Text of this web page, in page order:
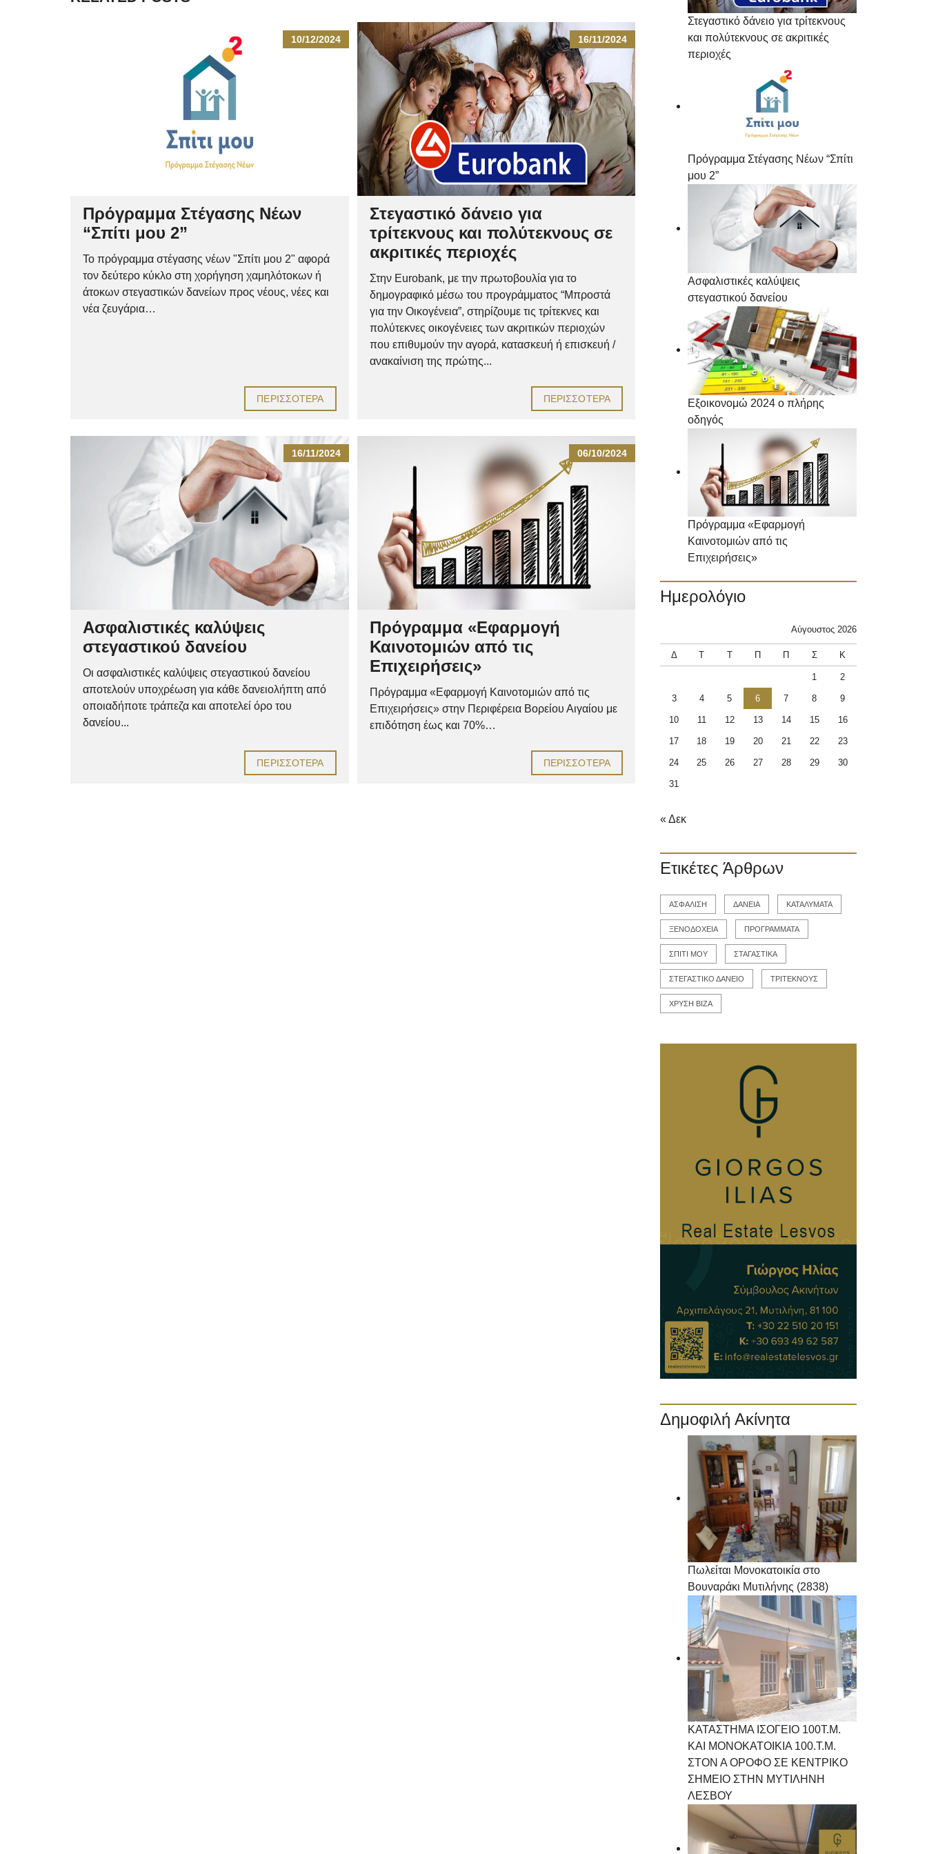
10/12/2024
Πρόγραμμα Στέγασης Νέων
“Σπίτι μου 2”
Το πρόγραμμα στέγασης νέων "Σπίτι μου 2" αφορά
τον δεύτερο κύκλο στη χορήγηση χαμηλότοκων ή
άτοκων στεγαστικών δανείων προς νέους, νέες και
νέα ζευγάρια…
ΠΕΡΙΣΣΌΤΕΡΑ
16/11/2024
Στεγαστικό δάνειο για
τρίτεκνους και πολύτεκνους σε
ακριτικές περιοχές
Στην Eurobank, με την πρωτοβουλία για το
δημογραφικό μέσω του προγράμματος “Μπροστά
για την Οικογένεια”, στηρίζουμε τις τρίτεκνες και
πολύτεκνες οικογένειες των ακριτικών περιοχών
που επιθυμούν την αγορά, κατασκευή ή επισκευή /
ανακαίνιση της πρώτης...
ΠΕΡΙΣΣΌΤΕΡΑ
16/11/2024
Ασφαλιστικές καλύψεις
στεγαστικού δανείου
Οι ασφαλιστικές καλύψεις στεγαστικού δανείου
αποτελούν υποχρέωση για κάθε δανειολήπτη από
οποιαδήποτε τράπεζα και αποτελεί όρο του
δανείου...
ΠΕΡΙΣΣΌΤΕΡΑ
06/10/2024
Πρόγραμμα «Εφαρμογή
Καινοτομιών από τις
Επιχειρήσεις»
Πρόγραμμα «Εφαρμογή Καινοτομιών από τις
Επιχειρήσεις» στην Περιφέρεια Βορείου Αιγαίου με
επιδότηση έως και 70%…
ΠΕΡΙΣΣΌΤΕΡΑ
Στεγαστικό δάνειο για τρίτεκνους
και πολύτεκνους σε ακριτικές
περιοχές
Πρόγραμμα Στέγασης Νέων “Σπίτι
μου 2”
Ασφαλιστικές καλύψεις
στεγαστικού δανείου
Εξοικονομώ 2024 ο πλήρης
οδηγός
Πρόγραμμα «Εφαρμογή
Καινοτομιών από τις
Επιχειρήσεις»
Ημερολόγιο
Αύγουστος 2026
Δ Τ Τ Π Π Σ Κ
1 2
3 4 5 6 7 8 9
10 11 12 13 14 15 16
17 18 19 20 21 22 23
24 25 26 27 28 29 30
31
« Δεκ
Ετικέτες Άρθρων
ΑΣΦΑΛΙΣΗ ΔΑΝΕΙΑ ΚΑΤΑΛΥΜΑΤΑ
ΞΕΝΟΔΟΧΕΙΑ ΠΡΟΓΡΑΜΜΑΤΑ
ΣΠΙΤΙ ΜΟΥ ΣΤΑΓΑΣΤΙΚΑ
ΣΤΕΓΑΣΤΙΚΟ ΔΑΝΕΙΟ ΤΡΙΤΕΚΝΟΥΣ
ΧΡΥΣΗ ΒΙΖΑ
Δημοφιλή Ακίνητα
Πωλείται Μονοκατοικία στο
Βουναράκι Μυτιλήνης (2838)
ΚΑΤΑΣΤΗΜΑ ΙΣΟΓΕΙΟ 100Τ.Μ.
ΚΑΙ ΜΟΝΟΚΑΤΟΙΚΙΑ 100.Τ.Μ.
ΣΤΟΝ Α ΟΡΟΦΟ ΣΕ ΚΕΝΤΡΙΚΟ
ΣΗΜΕΙΟ ΣΤΗΝ ΜΥΤΙΛΗΝΗ
ΛΕΣΒΟΥ